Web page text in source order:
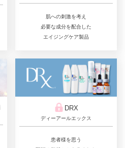
肌への刺激を考え
必要な成分を配合した
エイジングケア製品
DRX
ディーアールエックス
患者様を思う